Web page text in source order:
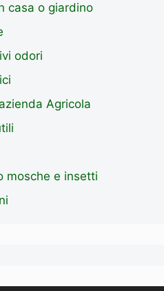
casa o giardino
odori
Agricola
mosche e insetti